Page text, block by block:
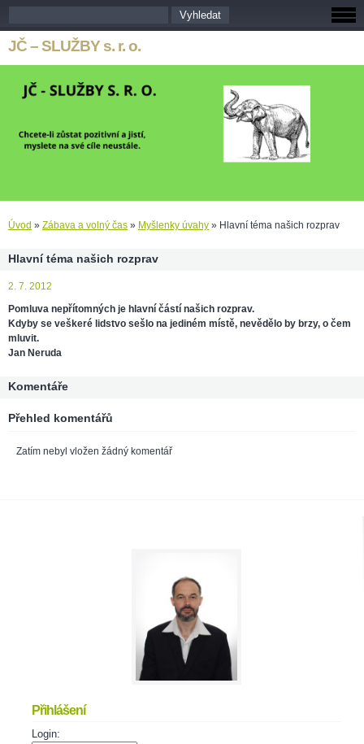
JČ – SLUŽBY s. r. o.
Úvod » Zábava a volný čas » Myšlenky úvahy » Hlavní téma našich rozprav
Hlavní téma našich rozprav
2. 7. 2012
Pomluva nepřítomných je hlavní částí našich rozprav.
Kdyby se veškeré lidstvo sešlo na jediném místě, nevědělo by brzy, o čem
mluvit.
Jan Neruda
Komentáře
Přehled komentářů
Zatím nebyl vložen žádný komentář
Přihlášení
Login: